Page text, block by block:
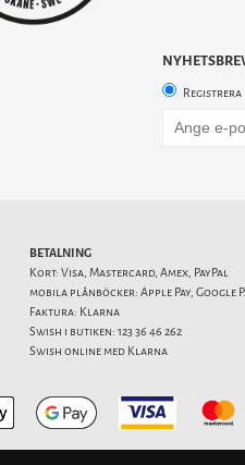
Registrera
BETALNING
Kort: Visa, Mastercard, Amex, PayPal
mobila plånböcker: Apple Pay, Google
Faktura: Klarna
Swish i butiken: 123 36 46 262
Swish online med Klarna